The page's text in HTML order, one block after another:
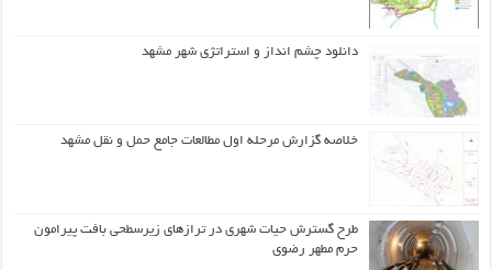
دانلود چشم انداز و استراتژی شهر مشهد
خلاصه گزارش مرحله اول مطالعات جامع حمل و نقل مشهد
طرح گسترش حیات شهري در ترازهاي زیرسطحی بافت پیرامون
حرم مطهر رضوي